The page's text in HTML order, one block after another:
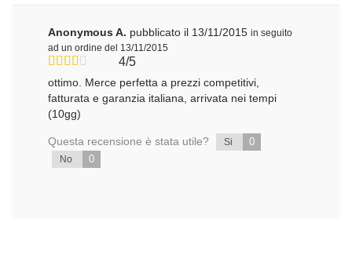
Anonymous A. pubblicato il 13/11/2015 in seguito
ad un ordine del 13/11/2015
4/5
ottimo. Merce perfetta a prezzi competitivi,
fatturata e garanzia italiana, arrivata nei tempi
(10gg)
Questa recensione è stata utile? Si 0
No 0